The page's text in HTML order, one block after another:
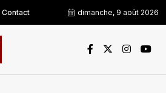
Contact dimanche, 9 août 2026